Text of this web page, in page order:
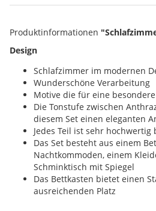
Produktinformationen
Design
Schlafzimmer im modernen
Wunderschöne Verarbeitung
Motive die für eine
Die Tonstufe zwischen
diesem Set einen eleganten
Jedes Teil ist sehr hochwertig
Das Set besteht aus einem
Nachtkommoden, einem
Schminktisch mit Spiegel
Das Bettkasten bietet einen
ausreichenden Platz